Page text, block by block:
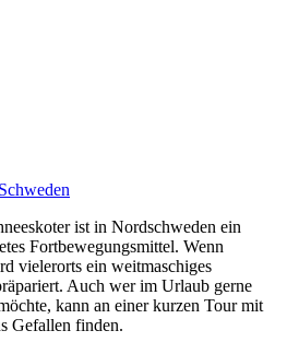
ist in Nordschweden ein
Fortbewegungsmittel. Wenn
vielerorts ein weitmaschiges
Auch wer im Urlaub gerne
kann an einer kurzen Tour mit
Gefallen finden.